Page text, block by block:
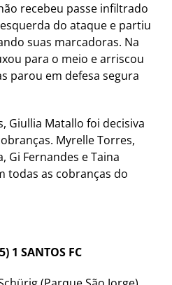
recebeu passe infiltrado
do ataque e partiu
suas marcadoras. Na
para o meio e arriscou
parou em defesa segura
Giullia Matallo foi decisiva
Myrelle Torres,
Gi Fernandes e Taina
todas as cobranças do
1 SANTOS FC